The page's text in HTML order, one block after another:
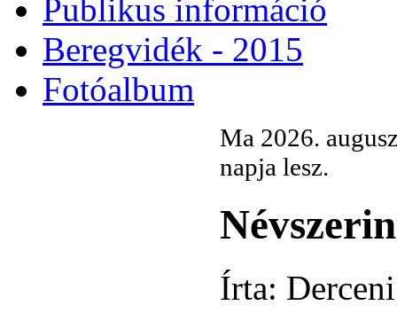
Publikus információ
Beregvidék - 2015
Fotóalbum
Ma 2026.
napja lesz.
Írta: